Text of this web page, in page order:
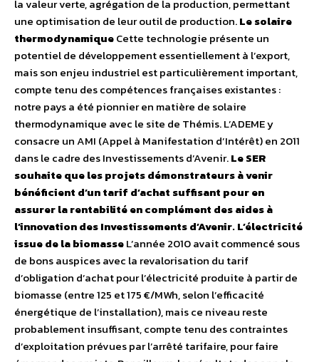
la valeur verte, agrégation de la production, permettant
une optimisation de leur outil de production.Le solaire
thermodynamiqueCette technologie présente un
potentiel de développement essentiellement à l’export,
mais son enjeu industriel est particulièrement important,
compte tenu des compétences françaises existantes :
notre pays a été pionnier en matière de solaire
thermodynamique avec le site de Thémis. L’ADEME y
consacre un AMI (Appel à Manifestation d’Intérêt) en 2011
dans le cadre des Investissements d’Avenir.Le SER
souhaite que les projets démonstrateurs à venir
bénéficient d’un tarif d’achat suffisant pour en
assurer la rentabilité en complément des aides à
l’innovation des Investissements d’Avenir.L’électricité
issue de la biomasseL’année 2010 avait commencé sous
de bons auspices avec la revalorisation du tarif
d’obligation d’achat pour l’électricité produite à partir de
biomasse (entre 125 et 175 €/MWh, selon l’efficacité
énergétique de l’installation), mais ce niveau reste
probablement insuffisant, compte tenu des contraintes
d’exploitation prévues par l’arrêté tarifaire, pour faire